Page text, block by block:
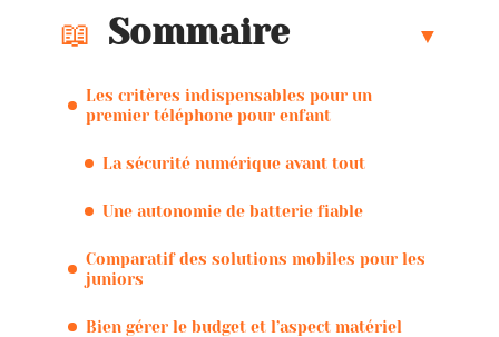
Sommaire
Les critères indispensables pour un
premier téléphone pour enfant
La sécurité numérique avant tout
Une autonomie de batterie fiable
Comparatif des solutions mobiles pour les
juniors
Bien gérer le budget et l’aspect matériel